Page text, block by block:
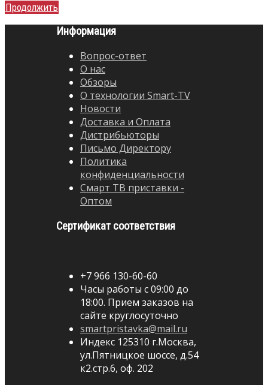
Продолжить
Информация
Вопрос-ответ
О нас
Обзоры
О технологии Smart-TV
Новости
Доставка и Оплата
Дистрибьюторы
Письмо Директору
Политика
конфиденциальности
Смарт ТВ приставки -
Оптом
Сертификат соответствия
+7 966 130-60-60
Часы работы с 09:00 до
18:00. Прием заказов на
сайте круглосуточно
smartpristavka@mail.ru
Индекс 125310 г.Москва,
ул.Пятницкое шоссе, д.54
к2.стр.6, оф. 202